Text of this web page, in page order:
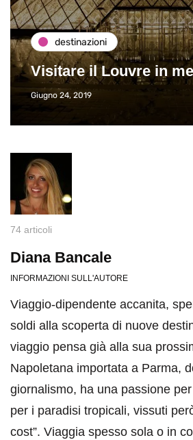
destinazioni
Visitare il Louvre in
Giugno 24, 2019
74 articoli
Diana Bancale
INFORMAZIONI SULL'AUTORE
Viaggio-dipendente accanita,
soldi alla scoperta di nuove
viaggio pensa già alla sua
Napoletana importata a Parma,
giornalismo, ha una passione
per i paradisi tropicali, vissuti
cost”. Viaggia spesso sola o in